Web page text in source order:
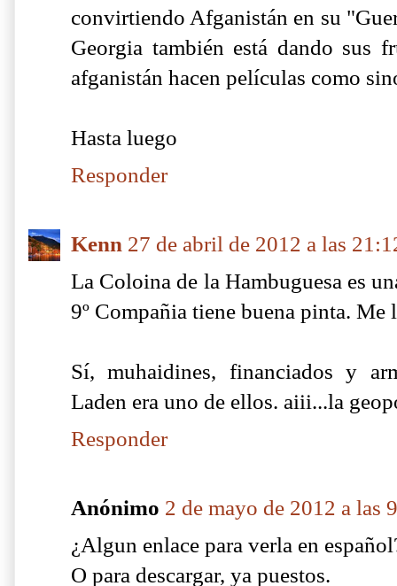
convirtiendo Afganistán en su
Georgia también está dando sus
afganistán hacen películas como
Hasta luego
Responder
Kenn 27 de abril de 2012 a las
La Coloina de la Hambuguesa es
9º Compañia tiene buena pinta. Me
Sí, muhaidines, financiados y
Laden era uno de ellos. aiii...la
Responder
Anónimo 2 de mayo de 2012 a las
¿Algun enlace para verla en
O para descargar, ya puestos.